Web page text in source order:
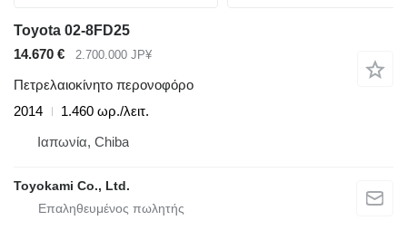
Toyota 02-8FD25
14.670 €
2.700.000 JP¥
Πετρελαιοκίνητο περονοφόρο
2014
1.460 ωρ./λειτ.
Ιαπωνία, Chiba
Toyokami Co., Ltd.